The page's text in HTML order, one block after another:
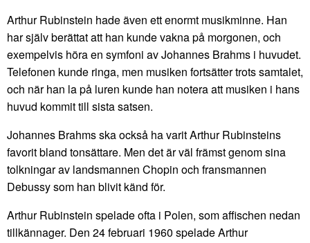
Arthur Rubinstein hade även ett enormt musikminne. Han
har själv berättat att han kunde vakna på morgonen, och
exempelvis höra en symfoni av Johannes Brahms i huvudet.
Telefonen kunde ringa, men musiken fortsätter trots samtalet,
och när han la på luren kunde han notera att musiken i hans
huvud kommit till sista satsen.
Johannes Brahms ska också ha varit Arthur Rubinsteins
favorit bland tonsättare. Men det är väl främst genom sina
tolkningar av landsmannen Chopin och fransmannen
Debussy som han blivit känd för.
Arthur Rubinstein spelade ofta i Polen, som affischen nedan
tillkännager. Den 24 februari 1960 spelade Arthur